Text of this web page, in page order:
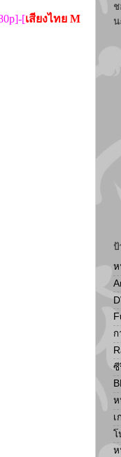
[เสียงไทย M
ช
น
ป้
ห
ซี
ห
เ
โ
ห